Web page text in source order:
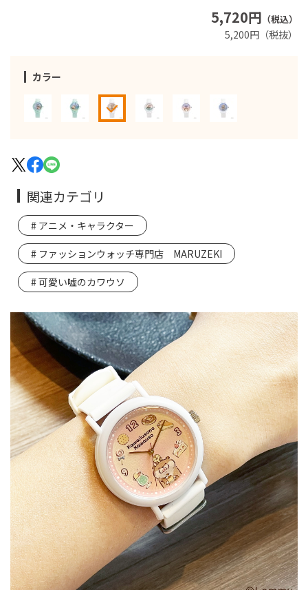
5,720円 （税込）
5,200円（税抜）
カラー
関連カテゴリ
アニメ・キャラクター
ファッションウォッチ専門店 MARUZEKI
可愛い嘘のカワウソ